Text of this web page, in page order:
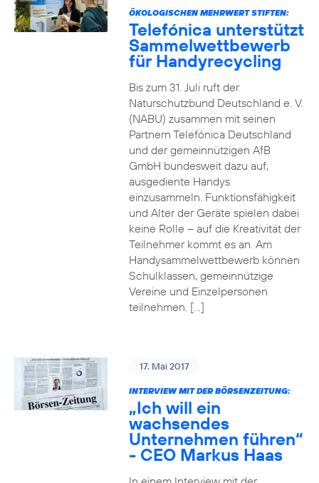
ÖKOLOGISCHEN MEHRWERT STIFTEN:
Telefónica unterstützt
Sammelwettbewerb
für Handyrecycling
Bis zum 31. Juli ruft der
Naturschutzbund Deutschland e. V.
(NABU) zusammen mit seinen
Partnern Telefónica Deutschland
und der gemeinnützigen AfB
GmbH bundesweit dazu auf,
ausgediente Handys
einzusammeln. Funktionsfähigkeit
und Alter der Geräte spielen dabei
keine Rolle – auf die Kreativität der
Teilnehmer kommt es an. Am
Handysammelwettbewerb können
Schulklassen, gemeinnützige
Vereine und Einzelpersonen
teilnehmen. […]
17. Mai 2017
INTERVIEW MIT DER BÖRSENZEITUNG:
„Ich will ein
wachsendes
Unternehmen führen“
- CEO Markus Haas